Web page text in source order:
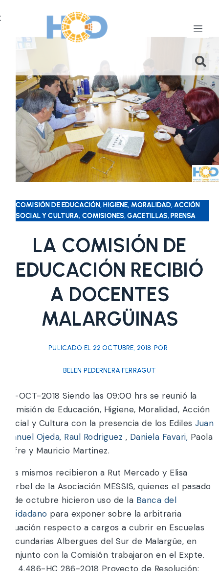
COMISIÓN DE EDUCACIÓN, HIGIENE, MORALIDAD, ACCIÓN
SOCIAL Y CULTURA, COMISIONES, GACETILLAS, PRENSA
LA COMISIÓN DE
EDUCACIÓN RECIBIÓ
A DOCENTES
MALARGÜINAS
PULICADO EL 22 OCTUBRE, 2018 POR
BELEN PEDERNERA FERRAGUT
22-OCT-2018 Siendo las 09:00 hrs se reunió la
Comisión de Educación, Higiene, Moralidad, Acción
Social y Cultura con la presencia de los Ediles Juan
Manuel Ojeda, Raul Rodriguez , Daniela Favari, Paola
Jofre y Mauricio Martinez.
Los mismos recibieron a Rut Mercado y Elisa
Berbel de la Asociación MESSIS, quienes el pasado
11 de octubre hicieron uso de la Banca del
Cuidadano para exponer sobre la arbitraria
situación respecto a cargos a cubrir en Escuelas
Secundarias Albergues del Sur de Malargüe, en
conjunto con la Comisión trabajaron en el Expte.
Nº 4.486-HC 286-2018 Proyecto de Resolución: